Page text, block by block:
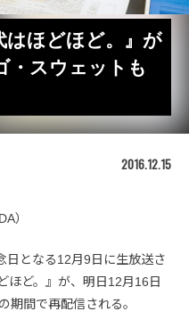
はほどほど。』が
・スウェットも
2016.12.15
）
日となる12月9日に生放送さ
ほど。』が、明日12月16日
期間で再配信される。